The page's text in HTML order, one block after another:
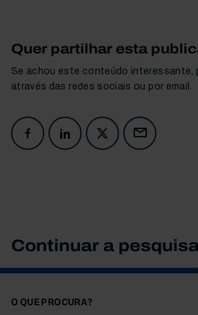
Quer partilhar esta
Se achou este conteúdo interessante,
através das redes sociais ou por email.
Continuar a
O QUE PROCURA?